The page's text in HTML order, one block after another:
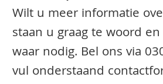
Wilt u meer informatie
staan u graag te woord
waar nodig. Bel ons via
vul onderstaand